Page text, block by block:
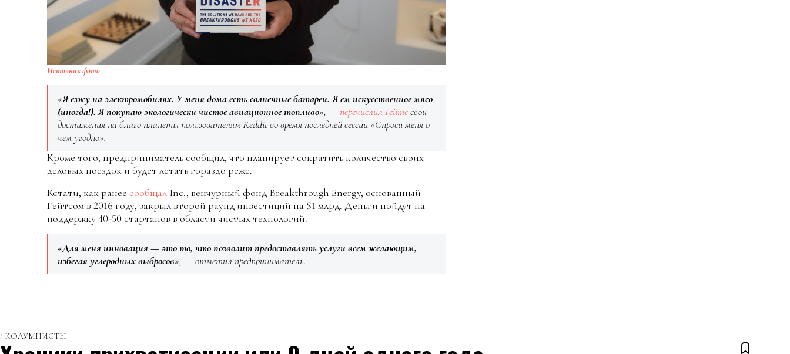
Источник фото
«Я езжу на электромобилях. У меня дома есть солнечные батареи. Я ем искусственное мясо
(иногда!). Я покупаю экологически чистое авиационное топливо», —перечислилГейтссвои
достижения на благо планеты пользователям Reddit во время последней сессии «Спроси меня о
чем угодно».
Кроме того, предприниматель сообщил, что планирует сократить количество своих
деловых поездок и будет летать гораздо реже.
Кстати, как ранее сообщал Inc., венчурный фонд Breakthrough Energy, основанный
Гейтсом в 2016 году, закрыл второй раунд инвестиций на $1 млрд. Деньги пойдут на
поддержку 40-50 стартапов в области чистых технологий.
«Для меня инновация — это то, что позволит предоставлять услуги всем желающим,
избегая углеродных выбросов», — отметил предприниматель.
КОЛУМНИСТЫ